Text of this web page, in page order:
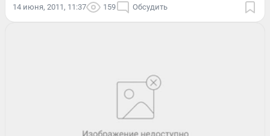
14 июня, 2011, 11:37 159 Обсудить